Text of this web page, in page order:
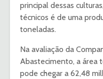
principal dessas
técnicos é de uma
toneladas.
Na avaliação da
Abastecimento, a área
pode chegar a 62,48